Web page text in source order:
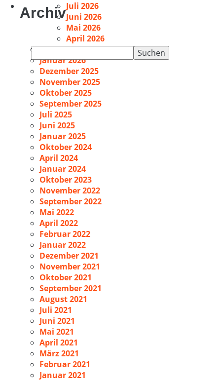
Suchen
nach:
ArchivJuli 2026
Juni 2026
Mai 2026
April 2026
Februar 2026
Januar 2026
Dezember 2025
November 2025
Oktober 2025
September 2025
Juli 2025
Juni 2025
Januar 2025
Oktober 2024
April 2024
Januar 2024
Oktober 2023
November 2022
September 2022
Mai 2022
April 2022
Februar 2022
Januar 2022
Dezember 2021
November 2021
Oktober 2021
September 2021
August 2021
Juli 2021
Juni 2021
Mai 2021
April 2021
März 2021
Februar 2021
Januar 2021